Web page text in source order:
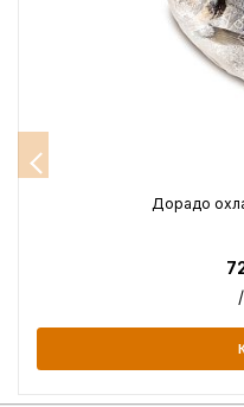
Дорадо